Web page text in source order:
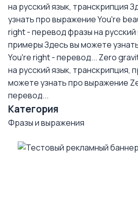
на русский язык, транскрипция
узнать про выражение You're
right - перевод фразы на русский
примерыЗдесь вы можете
You're right - перевод... Zero
на русский язык, транскрипция,
можете узнать про выражение
перевод...
Категория
Фразы и выражения